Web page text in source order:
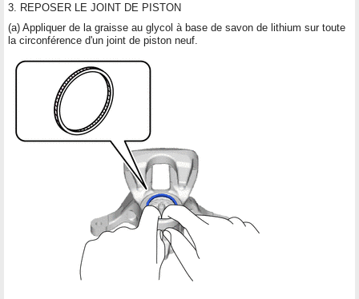
3. REPOSER LE JOINT DE PISTON
(a) Appliquer de la graisse au glycol à base de savon de lithium sur toute
la circonférence d'un joint de piston neuf.